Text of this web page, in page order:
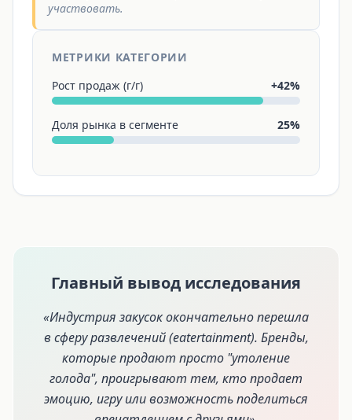
участвовать.
МЕТРИКИ КАТЕГОРИИ
Рост продаж (г/г)
+42%
Доля рынка в сегменте 25%
Главный вывод исследования
«Индустрия закусок окончательно перешла
в сферу развлечений (eatertainment). Бренды,
которые продают просто "утоление
голода", проигрывают тем, кто продает
эмоцию, игру или возможность поделиться